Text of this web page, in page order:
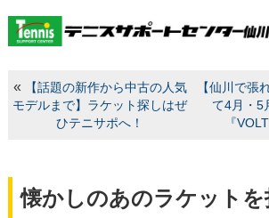
«
【話題の新作から中古の人気
モデルまで】ラケット探しはぜ
ひテニサポへ！
【仙川で張
て4月・5
『
懐かしのあのラケット